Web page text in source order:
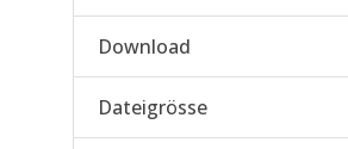
Download
Dateigrösse